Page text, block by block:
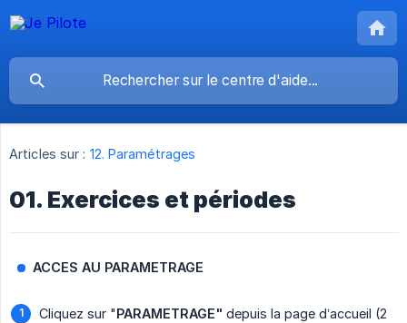
Articles sur : 12. Paramétrages
01. Exercices et périodes
ACCES AU PARAMETRAGE
Cliquez sur "PARAMETRAGE" depuis la page d’accueil (2